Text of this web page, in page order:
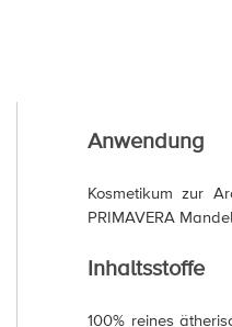
Anwendung
Kosmetikum zur
PRIMAVERA
Inhaltsstoffe
100% reines